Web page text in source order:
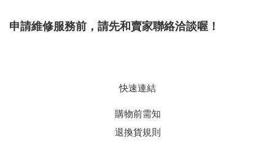
申請維修服務前，請先和賣家聯絡洽談喔！
快速連結
購物前需知
退換貨規則